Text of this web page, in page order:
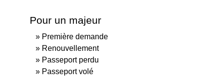
Pour un majeur
Première demande
Renouvellement
Passeport perdu
Passeport volé